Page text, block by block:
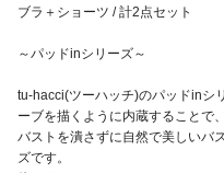
ブラ＋ショーツ / 計2点セット
～パッドinシリーズ～
tu-hacci(ツーハッチ)のパッドinシ
ーブを描くように内蔵することで、
バストを潰さずに自然で美しいバ
ズです。